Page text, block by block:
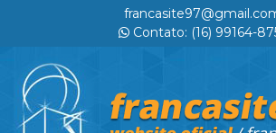
Contato: (16) 99164-